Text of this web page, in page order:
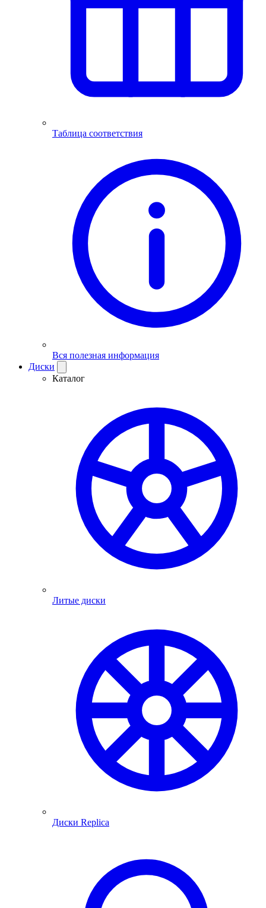
Таблица соответствия
Вся полезная информация
Диски
Каталог
Литые диски
Диски Replica